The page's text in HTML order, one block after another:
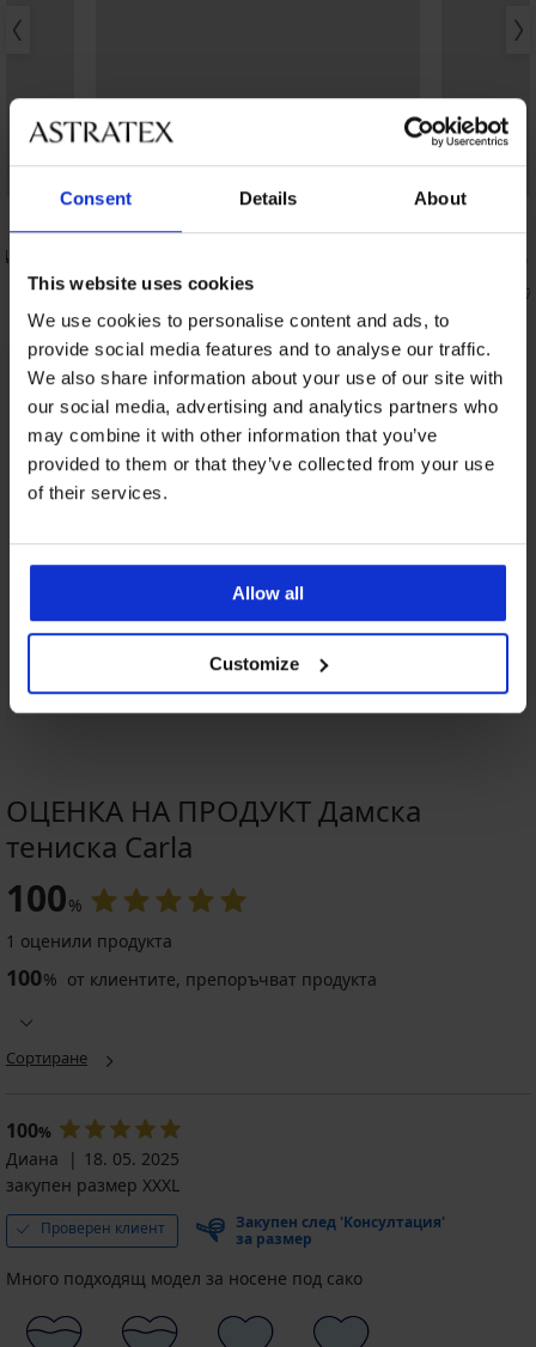
Consent Details About
This website uses cookies
We use cookies to personalise content and ads, to
provide social media features and to analyse our traffic.
We also share information about your use of our site with
our social media, advertising and analytics partners who
may combine it with other information that you’ve
provided to them or that they’ve collected from your use
of their services.
Allow all
Customize
Сутиен Elegancе неподплатен
33,59 €
От същата колекция Покажи
ОЦЕНКА НА ПРОДУКТ Дамска
тениска Carla
100%
1 оценили продукта
100% от клиентите, препоръчват продукта
Сортиране
100%
Диана
18. 05. 2025
закупен размер XXXL
Проверен клиент
Закупен след 'Консултация'
за размер
Много подходящ модел за носене под сако